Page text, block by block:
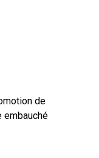
de
embauché